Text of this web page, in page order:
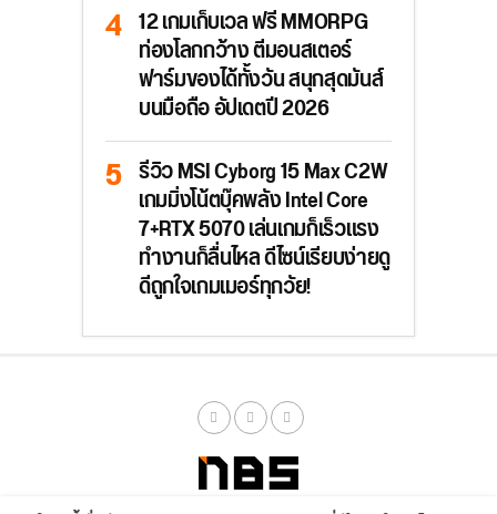
12 เกมเก็บเวล ฟรี MMORPG
ท่องโลกกว้าง ตีมอนสเตอร์
ฟาร์มของได้ทั้งวัน สนุกสุดมันส์
บนมือถือ อัปเดตปี 2026
รีวิว MSI Cyborg 15 Max C2W
เกมมิ่งโน้ตบุ๊คพลัง Intel Core
7+RTX 5070 เล่นเกมก็เร็วแรง
ทำงานก็ลื่นไหล ดีไซน์เรียบง่ายดู
ดีถูกใจเกมเมอร์ทุกวัย!